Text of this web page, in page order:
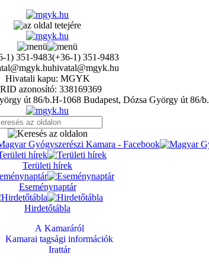
(+36-1) 351-9483
hivatal@mgyk.hu
Hivatali kapu: MGYK
azonosító: 338169369
H-1068 Budapest, Dózsa György út 86/b.
Területi hírek
Eseménynaptár
Hirdetőtábla
A Kamaráról
Kamarai tagsági információk
Irattár